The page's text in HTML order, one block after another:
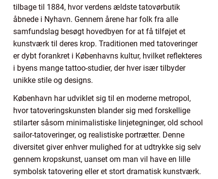
tilbage til 1884, hvor verdens ældste tatovørbutik
åbnede i Nyhavn. Gennem årene har folk fra alle
samfundslag besøgt hovedbyen for at få tilføjet et
kunstværk til deres krop. Traditionen med tatoveringer
er dybt forankret i Københavns kultur, hvilket reflekteres
i byens mange tattoo-studier, der hver især tilbyder
unikke stile og designs.
København har udviklet sig til en moderne metropol,
hvor tatoveringskunsten blander sig med forskellige
stilarter såsom minimalistiske linjetegninger, old school
sailor-tatoveringer, og realistiske portrætter. Denne
diversitet giver enhver mulighed for at udtrykke sig selv
gennem kropskunst, uanset om man vil have en lille
symbolsk tatovering eller et stort dramatisk kunstværk.